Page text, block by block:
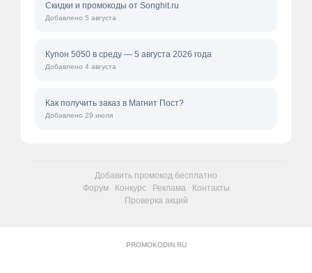
Скидки и промокоды от Songhit.ru
Добавлено 5 августа
Купон 5050 в среду — 5 августа 2026 года
Добавлено 4 августа
Как получить заказ в Магнит Пост?
Добавлено 29 июля
Добавить промокод бесплатно
Форум
Конкурс Реклама
Контакты
Проверка акций
PROMOKODIN.RU